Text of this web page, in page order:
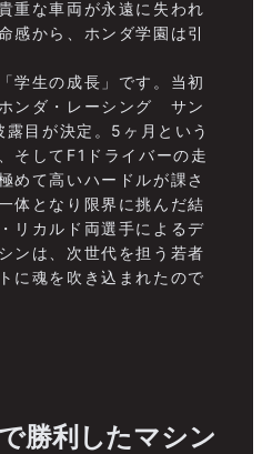
重な車両が永遠に失われ
感から、ホンダ学園は引
学生の成長」です。当初
ンダ・レーシング サン
目が決定。5ヶ月という
そしてF1ドライバーの走
めて高いハードルが課さ
体となり限界に挑んだ結
リカルド両選手によるデ
ンは、次世代を担う若者
に魂を吹き込まれたので
勝利したマシン